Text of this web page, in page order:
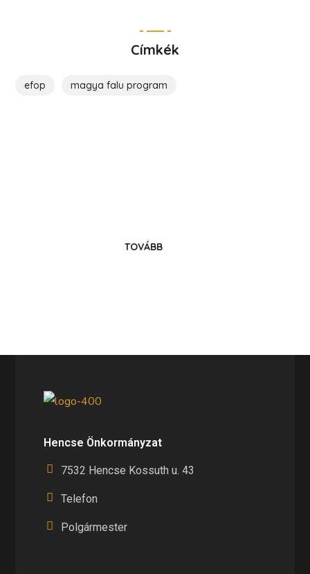
Címkék
efop magya falu program
TOVÁBB
Hencse Önkormányzat
7532 Hencse Kossuth u. 43
Telefon
Polgármester